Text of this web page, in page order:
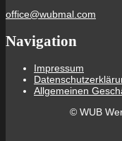
office@wubmal.com
Navigation
Impressum
Allgemeinen
© WUB